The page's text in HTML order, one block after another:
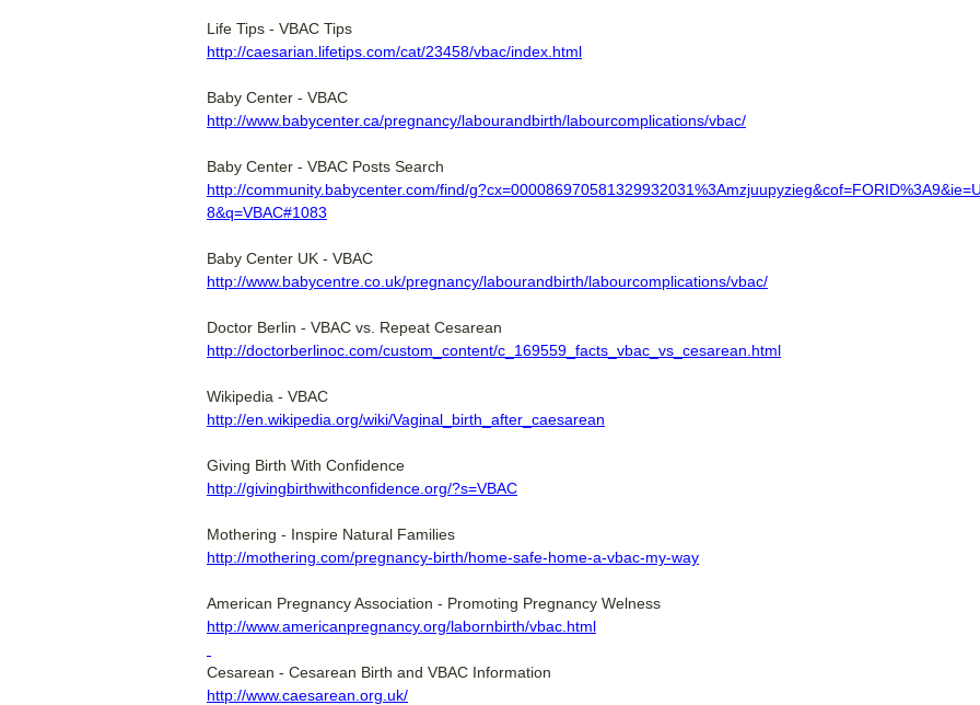
Life Tips - VBAC Tips
http://caesarian.lifetips.com/cat/23458/vbac/index.html
Baby Center - VBAC
http://www.babycenter.ca/pregnancy/labourandbirth/labourcomplications/vbac/
Baby Center - VBAC Posts Search
http://community.babycenter.com/find/
8&q=VBAC#1083
Baby Center UK - VBAC
http://www.babycentre.co.uk/pregnancy/labourandbirth/labourcomplications/vbac/
Doctor Berlin - VBAC vs. Repeat Cesarean
http://doctorberlinoc.com/custom_content/c_169559_facts_vbac_vs_cesarean.html
Wikipedia - VBAC
http://en.wikipedia.org/wiki/Vaginal_birth_after_caesarean
Giving Birth With Confidence
http://givingbirthwithconfidence.org/?s=VBAC
Mothering - Inspire Natural Families
http://mothering.com/pregnancy-birth/home-safe-home-a-vbac-my-way
American Pregnancy Association - Promoting Pregnancy Welness
http://www.americanpregnancy.org/labornbirth/vbac.html
Cesarean - Cesarean Birth and VBAC Information
http://www.caesarean.org.uk/